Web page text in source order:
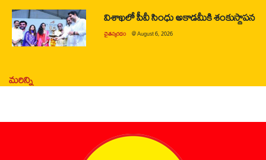
విశాఖలో పీవీ సింధు అకాడమీకి శంకుస్థాపన
చైతన్యరధం @August 6, 2026
మరిన్ని